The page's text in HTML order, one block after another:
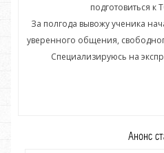
подготовиться к
За полгода вывожу ученика
уверенного общения,
Специализируюсь на
Анонс